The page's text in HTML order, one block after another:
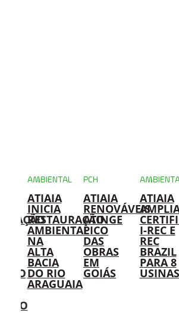
AMBIENTAL
ATIAIA
INICIA
RESTAURAÇÃO
AMBIENTAL
NA
ALTA
BACIA
DO RIO
ARAGUAIA
PCH
ATIAIA
RENOVÁVEIS
ATINGE
PICO
DAS
OBRAS
EM
GOIÁS
ATIAIA
AMPLIA
I-REC E
REC
BRAZIL
PARA 8
USINAS